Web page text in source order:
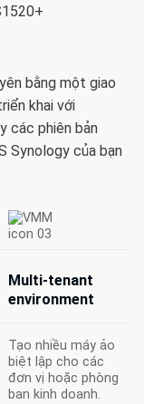
bằng một giao
khai với
các phiên bản
Synology của bạn
Multi-tenant
environment
Tạo nhiều máy ảo
biệt lập cho các
đơn vị hoặc phòng
ban kinh doanh.